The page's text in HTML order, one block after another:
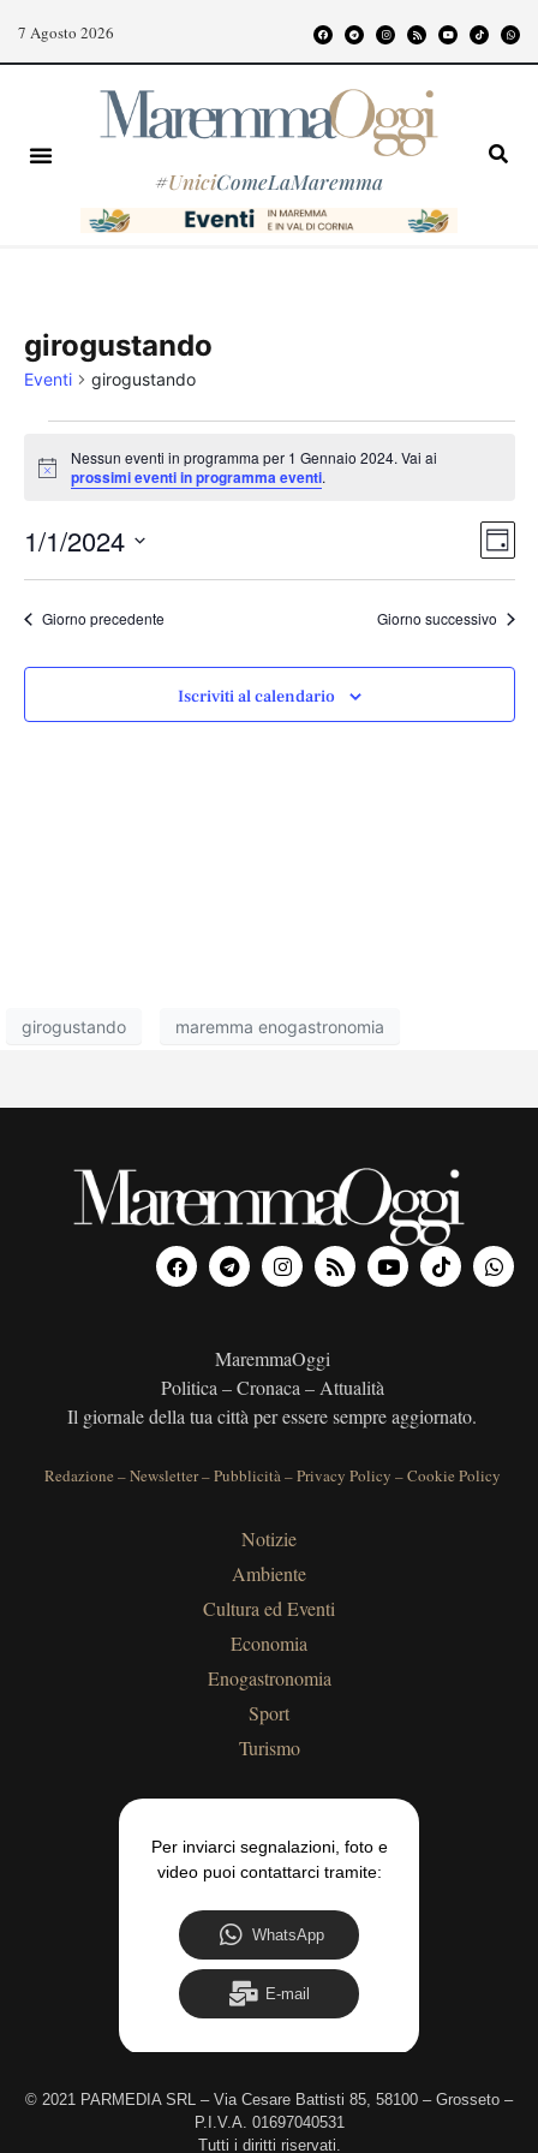
7 Agosto 2026
#UniciComeLaMaremma
girogustando
Eventi girogustando
Notice
Nessun eventi in programma per 1 Gennaio 2024. Vai ai
prossimi eventi in programma eventi.
1/1/2024
Seleziona
data.
Giorno precedente Giorno successivo
Iscriviti al calendario
girogustando maremma enogastronomia
MaremmaOggi
Politica – Cronaca – Attualità
Il giornale della tua città per essere sempre aggiornato.
Redazione –Newsletter–Pubblicità–Privacy Policy –Cookie Policy
Notizie
Ambiente
Cultura ed Eventi
Economia
Enogastronomia
Sport
Turismo
Per inviarci segnalazioni, foto e
video puoi contattarci tramite:
WhatsApp
E-mail
© 2021 PARMEDIA SRL – Via Cesare Battisti 85, 58100 – Grosseto –
P.I.V.A. 01697040531
Tutti i diritti riservati.